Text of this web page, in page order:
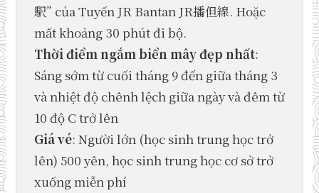
駅” của Tuyến JR Bantan JR播但線. Hoặc
mất khoảng 30 phút đi bộ.
Thời điểm ngắm biển mây đẹp nhất:
Sáng sớm từ cuối tháng 9 đến giữa tháng 3
và nhiệt độ chênh lệch giữa ngày và đêm từ
10 độ C trở lên
Giá vé: Người lớn (học sinh trung học trở
lên) 500 yên, học sinh trung học cơ sở trở
xuống miễn phí